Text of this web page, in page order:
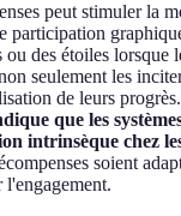
peut stimuler la
participation
ou des étoiles lorsque
seulement les
de leurs progrès.
que les
intrinsèque chez
soient